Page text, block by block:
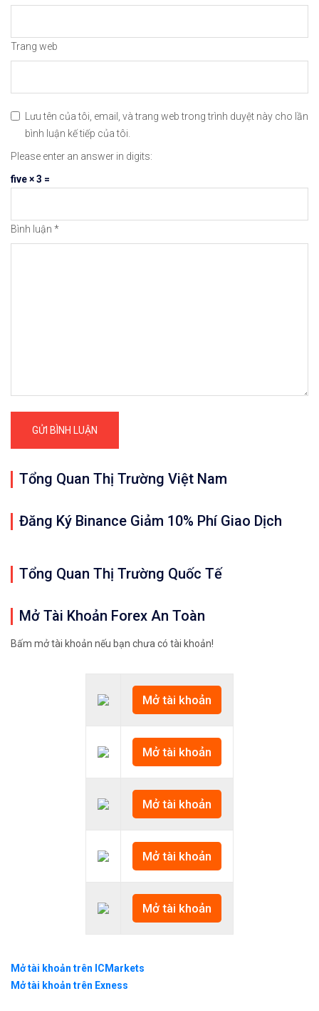
👉Xem cách Nạp/Rút tiền từ sàn ICMarkets dễ
👉Xem cách Đặt Lệnh, Đóng Lệnh và CopyTrade
#icmarkets #exness #taichinh #dautu #chungkhoan
Trang web
Lưu tên của tôi, email, và trang web trong trình duyệt này cho lần
bình luận kế tiếp của tôi.
Please enter an answer in digits:
five × 3 =
Bình luận *
Tổng Quan Thị Trường Việt Nam
Đăng Ký Binance Giảm 10% Phí Giao Dịch
Tổng Quan Thị Trường Quốc Tế
Mở Tài Khoản Forex An Toàn
Bấm mở tài khoản nếu bạn chưa có tài khoản!
Mở tài khoản
Mở tài khoản
Mở tài khoản
Mở tài khoản
Mở tài khoản
Mở tài khoản trên ICMarkets
Mở tài khoản trên Exness